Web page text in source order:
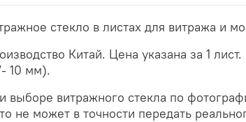
стекло в листах для витража и
Китай. Цена указана за 1
10 мм).
выборе витражного стекла по
не может в точности передать